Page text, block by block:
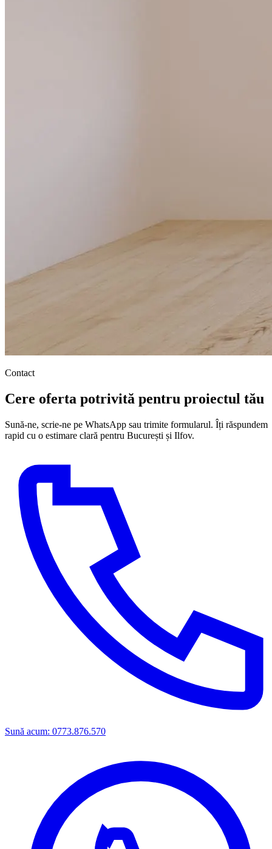
Contact
Cere oferta potrivită pentru proiectul tău
Sună-ne, scrie-ne pe WhatsApp sau trimite formularul. Îți răspundem
rapid cu o estimare clară pentru București și Ilfov.
Sună acum: 0773.876.570